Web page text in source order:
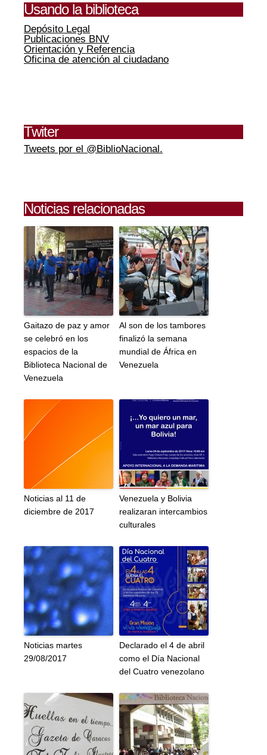
Usando la biblioteca
Depósito Legal
Publicaciones BNV
Orientación y Referencia
Oficina de atención al ciudadano
Twiter
Tweets por el @BiblioNacional.
Noticias relacionadas
Gaitazo de paz y amor
se celebró en los
espacios de la
Biblioteca Nacional de
Venezuela
Al son de los tambores
finalizó la semana
mundial de África en
Venezuela
Noticias al 11 de
diciembre de 2017
Venezuela y Bolivia
realizaran intercambios
culturales
Noticias martes
29/08/2017
Declarado el 4 de abril
como el Día Nacional
del Cuatro venezolano